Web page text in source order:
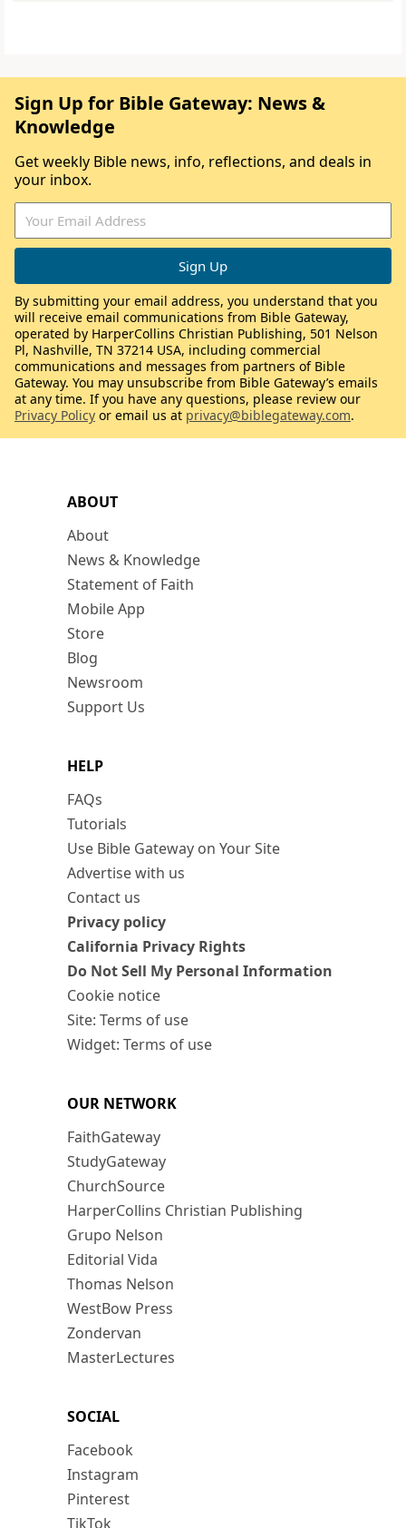
ABOUT
About
News & Knowledge
Statement of Faith
Mobile App
Store
Blog
Newsroom
Support Us
HELP
FAQs
Tutorials
Use Bible Gateway on Your Site
Advertise with us
Contact us
Privacy policy
California Privacy Rights
Do Not Sell My Personal Information
Cookie notice
Site: Terms of use
Widget: Terms of use
OUR NETWORK
FaithGateway
StudyGateway
ChurchSource
HarperCollins Christian Publishing
Grupo Nelson
Editorial Vida
Thomas Nelson
WestBow Press
Zondervan
MasterLectures
SOCIAL
Facebook
Instagram
Pinterest
TikTok
Sign Up for Bible Gateway: News &
Knowledge
Get weekly Bible news, info, reflections, and deals in
your inbox.
By submitting your email address, you understand that you
will receive email communications from Bible Gateway,
operated by HarperCollins Christian Publishing, 501 Nelson
Pl, Nashville, TN 37214 USA, including commercial
communications and messages from partners of Bible
Gateway. You may unsubscribe from Bible Gateway’s emails
at any time. If you have any questions, please review our
Privacy Policy or email us at privacy@biblegateway.com.